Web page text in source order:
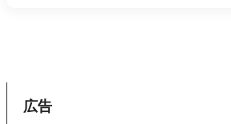
広告